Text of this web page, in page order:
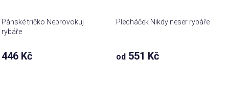
Pánské tričko Neprovokuj
rybáře
446 Kč
Plecháček Nikdy neser rybáře
od 551 Kč